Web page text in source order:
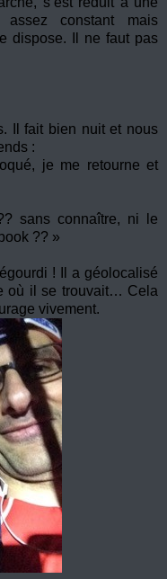
constant mais
dispose. Il ne faut pas
Il fait bien nuit et nous
:
je me retourne et
sans connaître, ni le
?? »
! Il a géolocalisé
où il se trouvait… Cela
vivement.